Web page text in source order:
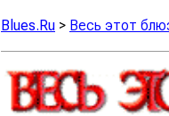
Blues.Ru > Весь этот